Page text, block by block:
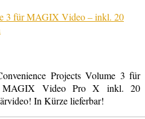
Projects Volume 3 für
MAGIX Video Pro X inkl. 20
In Kürze lieferbar!